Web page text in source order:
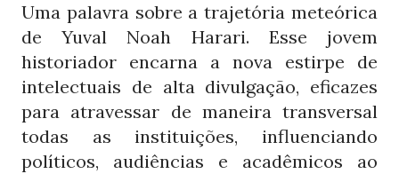
Uma palavra sobre a trajetória meteórica
de Yuval Noah Harari. Esse jovem
historiador encarna a nova estirpe de
intelectuais de alta divulgação, eficazes
para atravessar de maneira transversal
todas as instituições, influenciando
políticos, audiências e acadêmicos ao